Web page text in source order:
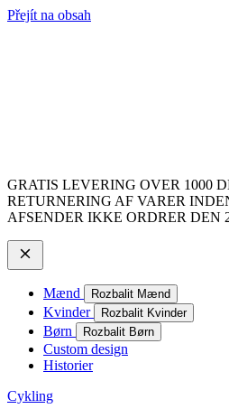
Přejít na obsah
GRATIS LEVERING OVER 1000
RETURNERING AF VARER
AFSENDER IKKE ORDRER DEN
Mænd Rozbalit Mænd
Kvinder Rozbalit Kvinder
Børn Rozbalit Børn
Custom design
Historier
Cykling